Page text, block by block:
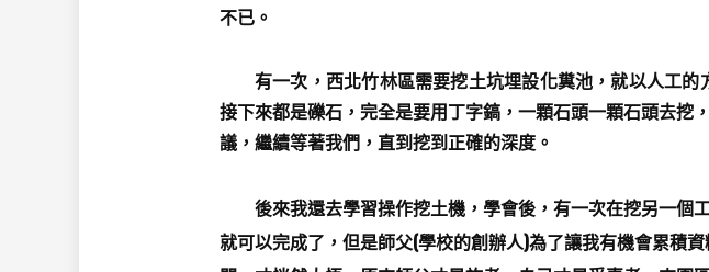
不已。
有一次，西北竹林區需要挖土坑埋設化糞池，就以人工的
接下來都是礫石，完全是要用丁字鎬，一顆石頭一顆石頭去
議，繼續等著我們，直到挖到正確的深度。
後來我還去學習操作挖土機，學會後，有一次在挖另一個
就可以完成了，但是師父(學校的創辦人)為了讓我有機會累積